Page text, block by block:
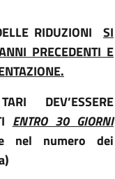
RIDUZIONI SI
PRECEDENTI E
DEV’ESSERE
ENTRO 30 GIORNI
nel numero dei